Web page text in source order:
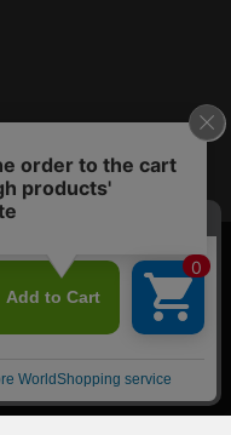
に、Cookieを使用していま
ポリシー をご確認ください。